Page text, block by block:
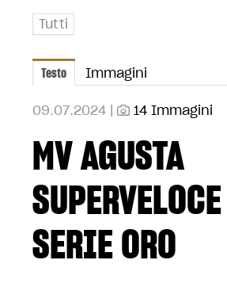
Tutti
Testo Immagini
09.07.2024 | 14 Immagini
MV AGUSTA
SERIE ORO